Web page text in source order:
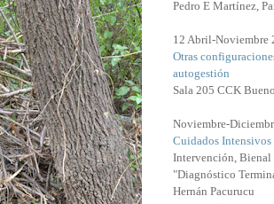
Pedro E Martínez,
12 Abril-Noviembre
Otras
autogestión
Sala 205 CCK
Noviembre-
Cuidados Intensivos
Intervención, Bienal
"Diagnóstico
Hernán Pacurucu